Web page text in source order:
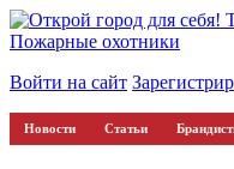
Пожарные охотники
Войти на сайт
Новости Статьи